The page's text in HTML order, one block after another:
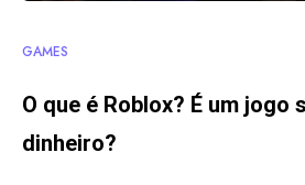
GAMES
O que é Roblox? É um jogo
dinheiro?